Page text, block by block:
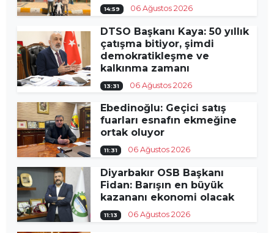
14:59 06 Ağustos 2026
DTSO Başkanı Kaya: 50 yıllık
çatışma bitiyor, şimdi
demokratikleşme ve
kalkınma zamanı
13:31 06 Ağustos 2026
Ebedinoğlu: Geçici satış
fuarları esnafın ekmeğine
ortak oluyor
11:31 06 Ağustos 2026
Diyarbakır OSB Başkanı
Fidan: Barışın en büyük
kazananı ekonomi olacak
11:13 06 Ağustos 2026